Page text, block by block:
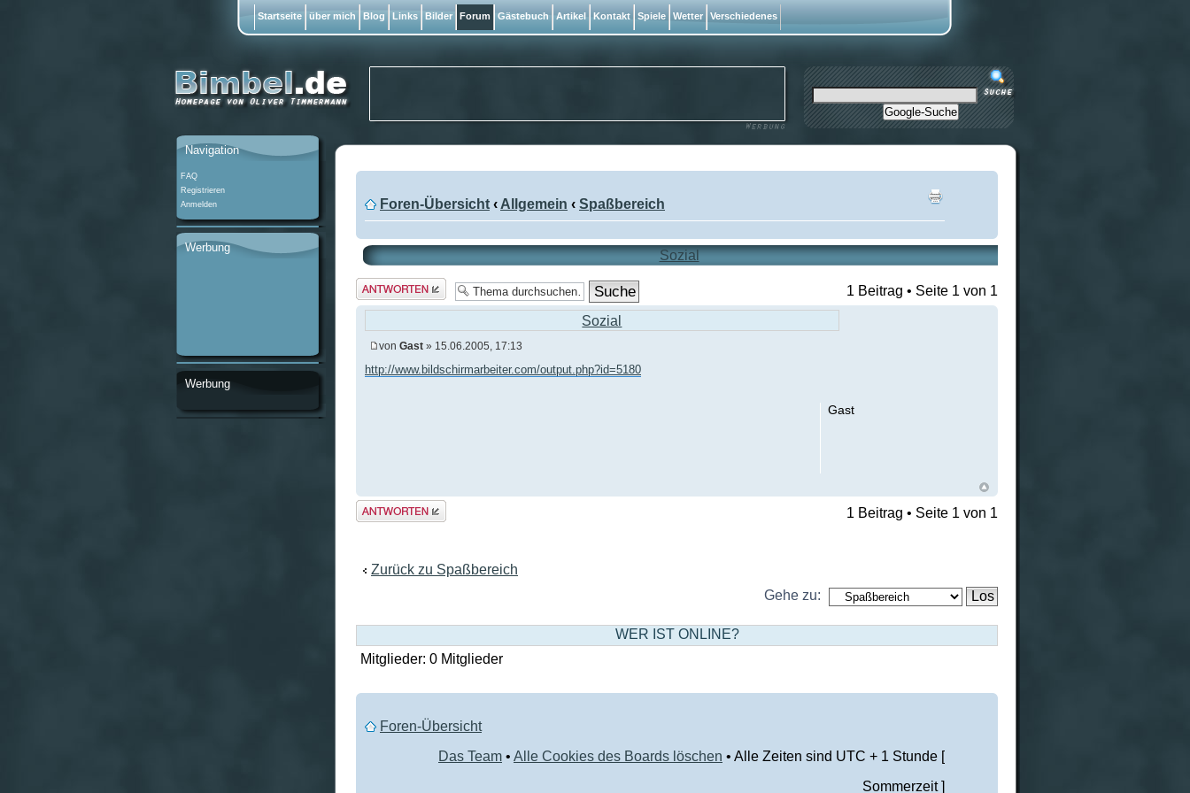
Foren-Übersicht ‹ Allgemein ‹ Spaßbereich
Sozial
Antwort
erstellen
1 Beitrag • Seite 1 von 1
Sozial
von Gast » 15.06.2005, 17:13
http://www.bildschirmarbeiter.com/output.php?id=5180
Gast
Antwort
erstellen
1 Beitrag • Seite 1 von 1
Zurück zu Spaßbereich
Gehe zu:
WER IST ONLINE?
Mitglieder: 0 Mitglieder
Foren-Übersicht
Das Team • Alle Cookies des Boards löschen • Alle Zeiten sind UTC + 1 Stunde [
Sommerzeit ]
Navigation
FAQ
Registrieren
Anmelden
Werbung
Werbung
Startseite über mich Blog Links Bilder Forum Gästebuch Artikel Kontakt Spiele Wetter Verschiedenes
Google-Suche